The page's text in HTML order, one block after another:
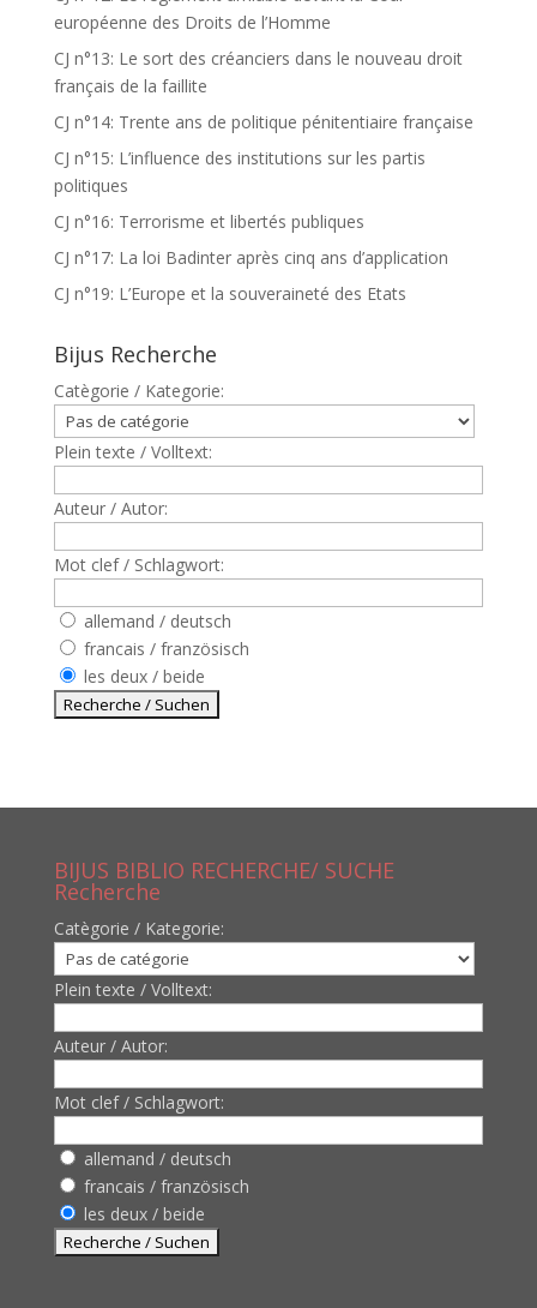
européenne des Droits de l’Homme
CJ n°13: Le sort des créanciers dans le nouveau droit
français de la faillite
CJ n°14: Trente ans de politique pénitentiaire française
CJ n°15: L’influence des institutions sur les partis
politiques
CJ n°16: Terrorisme et libertés publiques
CJ n°17: La loi Badinter après cinq ans d’application
CJ n°19: L’Europe et la souveraineté des Etats
Bijus Recherche
Catègorie / Kategorie:
Plein texte / Volltext:
Auteur / Autor:
Mot clef / Schlagwort:
allemand / deutsch
francais / französisch
les deux / beide
BIJUS BIBLIO RECHERCHE/ SUCHE
Recherche
Catègorie / Kategorie:
Plein texte / Volltext:
Auteur / Autor:
Mot clef / Schlagwort:
allemand / deutsch
francais / französisch
les deux / beide